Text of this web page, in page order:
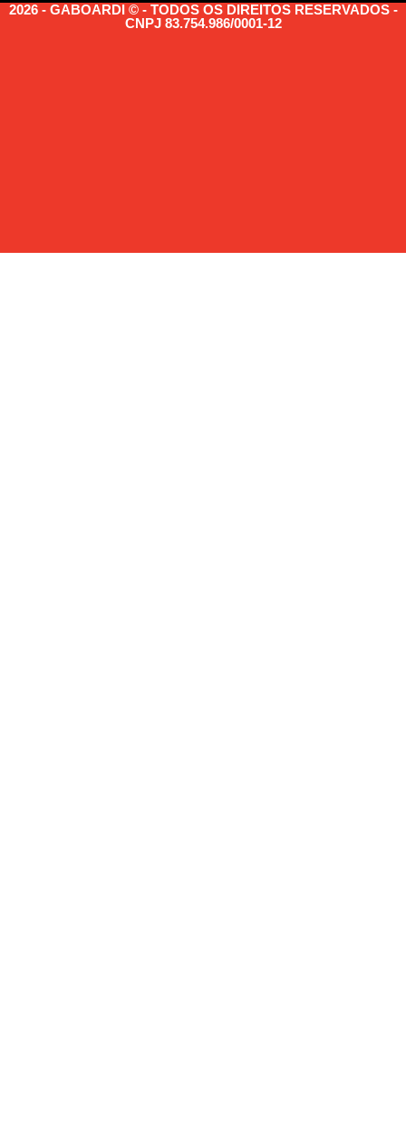
2026 - GABOARDI © - TODOS OS DIREITOS RESERVADOS -
CNPJ 83.754.986/0001-12